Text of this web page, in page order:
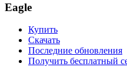
Eagle
Купить
Скачать
Последние обновления
Получить бесплатный